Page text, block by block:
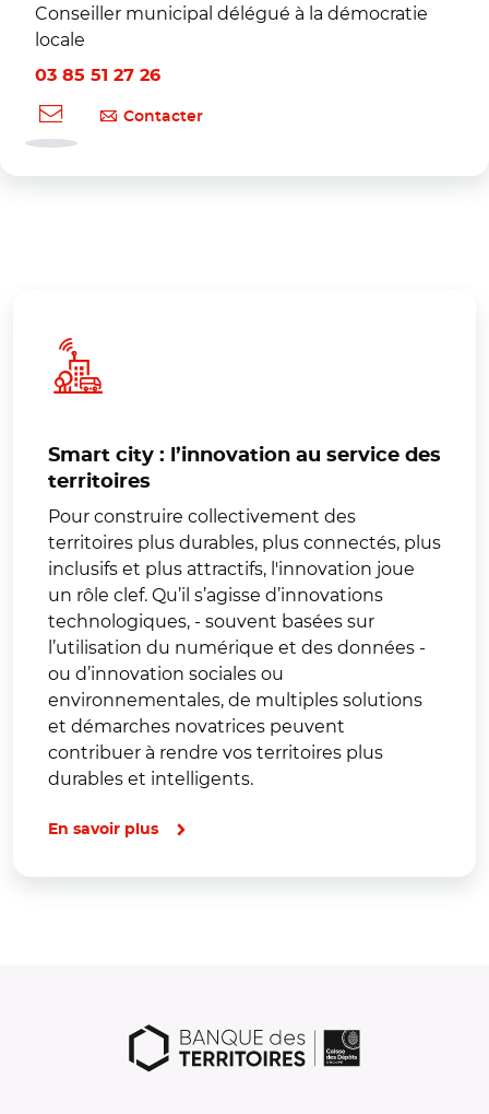
Conseiller municipal délégué à la démocratie
locale
03 85 51 27 26
Contacter
Smart city : l’innovation au service des
territoires
Pour construire collectivement des
territoires plus durables, plus connectés, plus
inclusifs et plus attractifs, l'innovation joue
un rôle clef. Qu’il s’agisse d’innovations
technologiques, - souvent basées sur
l’utilisation du numérique et des données -
ou d’innovation sociales ou
environnementales, de multiples solutions
et démarches novatrices peuvent
contribuer à rendre vos territoires plus
durables et intelligents.
En savoir plus